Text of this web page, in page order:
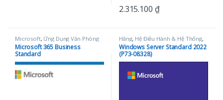
2.315.100 ₫
Microsoft, Ứng Dụng Văn Phòng
Microsoft 365 Business
Standard
Hãng, Hệ Điều Hành & Hệ Thống,
Microsoft ,Phần mềm
Windows Server Standard 2022
(P73-08328)